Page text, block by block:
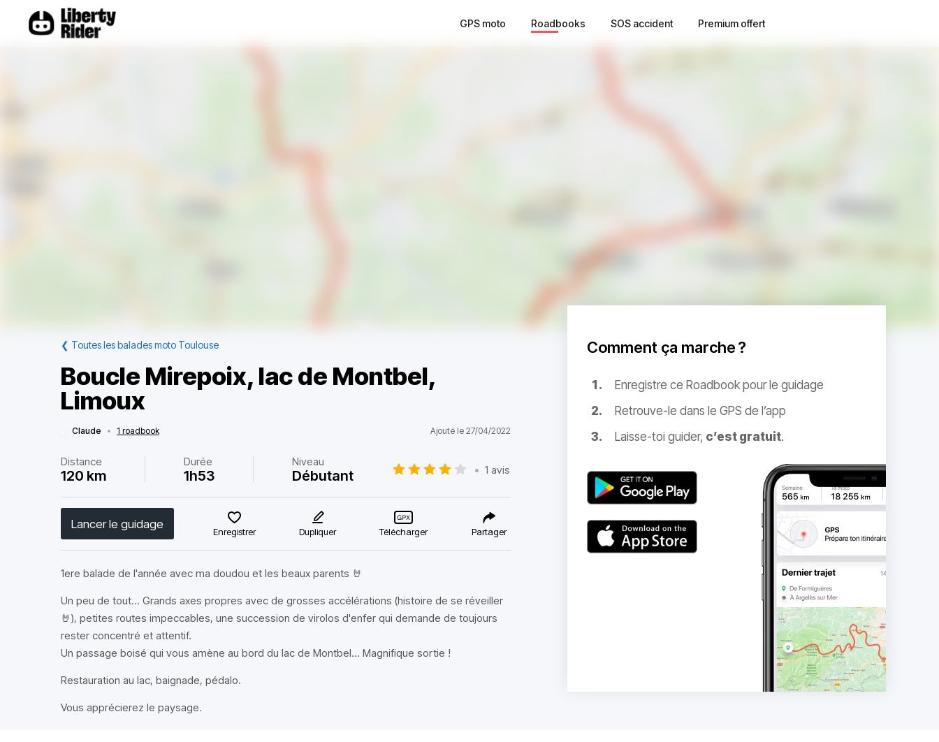
GPS moto Roadbooks SOS accident Premium offert
❮ Toutes les balades moto Toulouse
Boucle Mirepoix, lac de Montbel,
Limoux
Claude • 1 roadbook Ajouté le 27/04/2022
Distance
120 km
Durée
1h53
Niveau
Débutant • 1 avis
Lancer le guidage
Enregistrer Dupliquer Télécharger Partager
1ere balade de l'année avec ma doudou et les beaux parents 🤘
Un peu de tout... Grands axes propres avec de grosses accélérations (histoire de se réveiller
🤘), petites routes impeccables, une succession de virolos d'enfer qui demande de toujours
rester concentré et attentif.
Un passage boisé qui vous amène au bord du lac de Montbel... Magnifique sortie !
Restauration au lac, baignade, pédalo.
Vous apprécierez le paysage.
Comment ça marche ?
Enregistre ce Roadbook pour le guidage
Retrouve-le dans le GPS de l’app
Laisse-toi guider, c’est gratuit.